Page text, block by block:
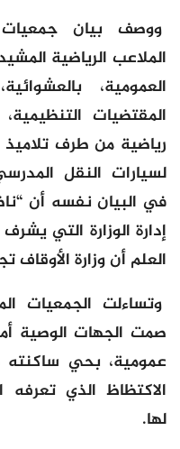
ووصف بيان جمعيات
الملاعب الرياضية
العمومية،
المقتضيات
رياضية من طرف
لسيارات النقل
في البيان نفسه أن
إدارة الوزارة التي
العلم أن وزارة الأوقاف
وتساءلت الجمعيات
صمت الجهات الوصية
عمومية، بحي ساكنته
الاكتظاظ الذي تعرفه
لها.